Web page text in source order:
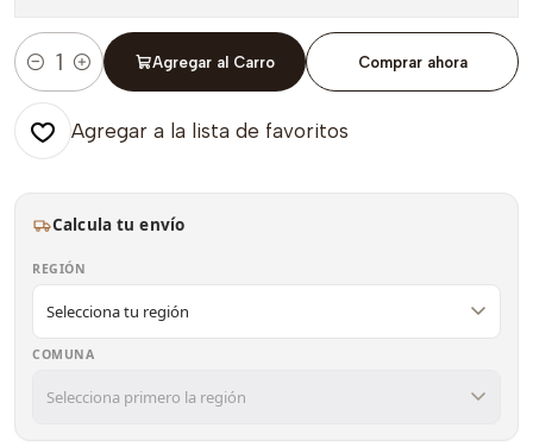
Cantidad
Agregar al Carro Comprar ahora
Agregar a la lista de favoritos
Calcula tu envío
REGIÓN
COMUNA